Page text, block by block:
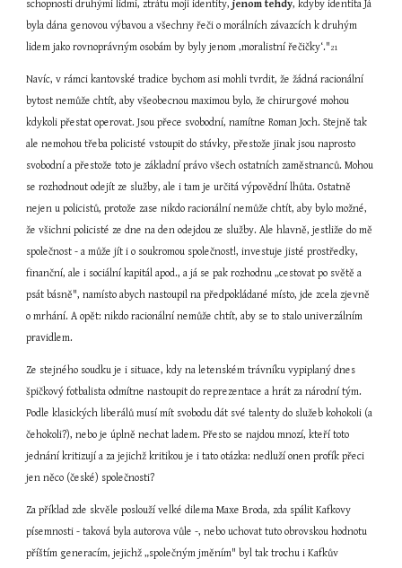
schopností druhými lidmi, ztrátu mojí identity, jenom tehdy, kdyby identita Já
byla dána genovou výbavou a všechny řeči o morálních závazcích k druhým
lidem jako rovnoprávným osobám by byly jenom ‚moralistní řečičky‘."21
Navíc, v rámci kantovské tradice bychom asi mohli tvrdit, že žádná racionální
bytost nemůže chtít, aby všeobecnou maximou bylo, že chirurgové mohou
kdykoli přestat operovat. Jsou přece svobodní, namítne Roman Joch. Stejně tak
ale nemohou třeba policisté vstoupit do stávky, přestože jinak jsou naprosto
svobodní a přestože toto je základní právo všech ostatních zaměstnanců. Mohou
se rozhodnout odejít ze služby, ale i tam je určitá výpovědní lhůta. Ostatně
nejen u policistů, protože zase nikdo racionální nemůže chtít, aby bylo možné,
že všichni policisté ze dne na den odejdou ze služby. Ale hlavně, jestliže do mě
společnost - a může jít i o soukromou společnost!, investuje jisté prostředky,
finanční, ale i sociální kapitál apod., a já se pak rozhodnu „cestovat po světě a
psát básně", namísto abych nastoupil na předpokládané místo, jde zcela zjevně
o mrhání. A opět: nikdo racionální nemůže chtít, aby se to stalo univerzálním
pravidlem.
Ze stejného soudku je i situace, kdy na letenském trávníku vypiplaný dnes
špičkový fotbalista odmítne nastoupit do reprezentace a hrát za národní tým.
Podle klasických liberálů musí mít svobodu dát své talenty do služeb kohokoli (a
čehokoli?), nebo je úplně nechat ladem. Přesto se najdou mnozí, kteří toto
jednání kritizují a za jejichž kritikou je i tato otázka: nedluží onen profík přeci
jen něco (české) společnosti?
Za příklad zde skvěle poslouží velké dilema Maxe Broda, zda spálit Kafkovy
písemnosti - taková byla autorova vůle -, nebo uchovat tuto obrovskou hodnotu
příštím generacím, jejichž „společným jměním" byl tak trochu i Kafkův